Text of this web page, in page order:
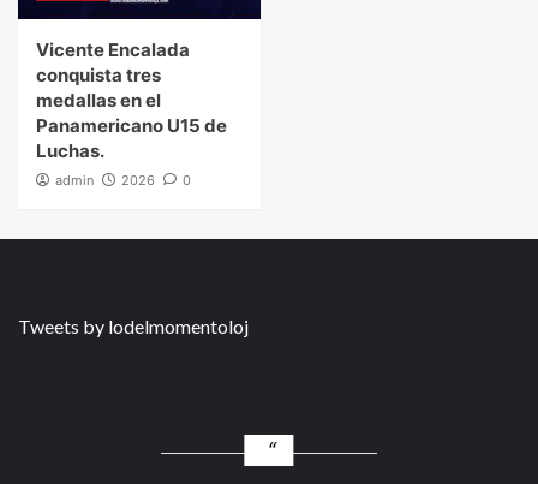
Vicente Encalada
conquista tres
medallas en el
Panamericano U15 de
Luchas.
admin 2026 0
Tweets by lodelmomentoloj